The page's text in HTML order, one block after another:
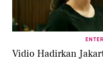
Vidio Hadirkan